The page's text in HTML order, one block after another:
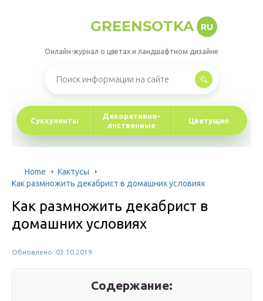
GREENSOTKA RU
Онлайн-журнал о цветах и ландшафтном дизайне
Суккуленты
Декоративно-
лиственные
Цветущие
Home
Кактусы
Как размножить декабрист в домашних условиях
Как размножить декабрист в
домашних условиях
Обновлено: 03.10.2019
Содержание: